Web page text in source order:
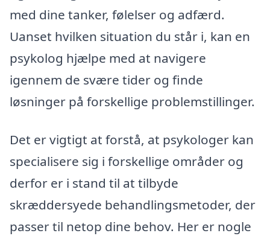
med dine tanker, følelser og adfærd.
Uanset hvilken situation du står i, kan en
psykolog hjælpe med at navigere
igennem de svære tider og finde
løsninger på forskellige problemstillinger.
Det er vigtigt at forstå, at psykologer kan
specialisere sig i forskellige områder og
derfor er i stand til at tilbyde
skræddersyede behandlingsmetoder, der
passer til netop dine behov. Her er nogle